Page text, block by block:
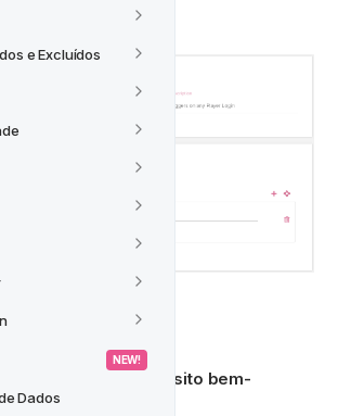
e Excluídos
NEW!
Dados
Bem-sucedido
qualquer depósito bem-
replique o abaixo: